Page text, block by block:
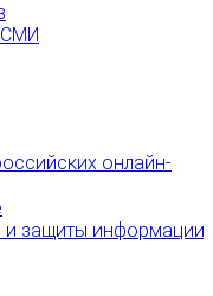
СМИ
онлайн-
и защиты информации